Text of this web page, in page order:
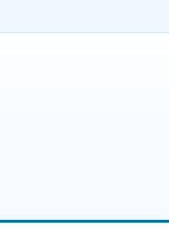
installation et confort